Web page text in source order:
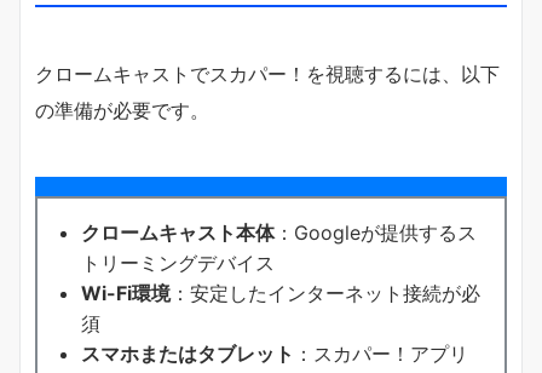
クロームキャストでスカパー！を視聴するには、以下
の準備が必要です。
クロームキャスト本体：Googleが提供するス
トリーミングデバイス
Wi-Fi環境：安定したインターネット接続が必
須
スマホまたはタブレット ：スカパー！アプリ